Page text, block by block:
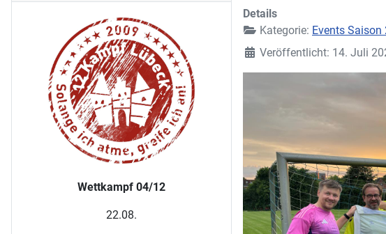
Wettkampf 04/12
22.08.
Details
Kategorie: Events Saison
Veröffentlicht: 14. Juli